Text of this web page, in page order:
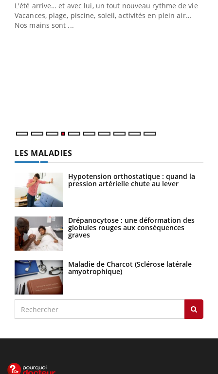
L'été arrive… et avec lui, un tout nouveau rythme de vie !
Vacances, plage, piscine, soleil, activités en plein air…
Nos mains sont ...
LES MALADIES
Hypotension orthostatique : quand la
pression artérielle chute au lever
Drépanocytose : une déformation des
globules rouges aux conséquences
graves
Maladie de Charcot (Sclérose latérale
amyotrophique)